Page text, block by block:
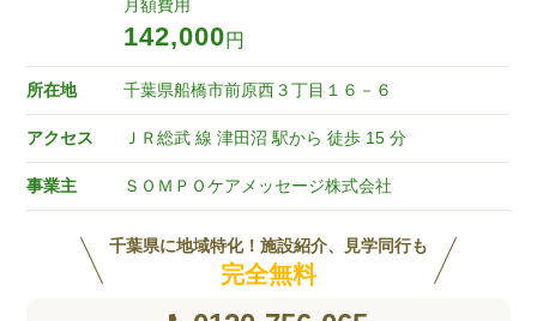
月額費用
142,000円
所在地 千葉県船橋市前原西３丁目１６－６
アクセス ＪＲ総武 線 津田沼 駅から 徒歩 15 分
事業主 ＳＯＭＰＯケアメッセージ株式会社
千葉県に地域特化！施設紹介、見学同行も
完全無料